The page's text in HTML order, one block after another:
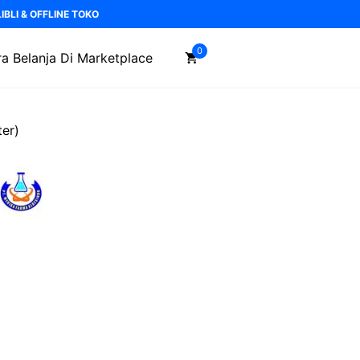
& OFFLINE TOKO
Belanja Di Marketplace 0